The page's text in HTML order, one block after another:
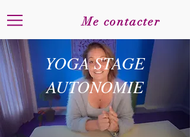
Me contacter
YOGA STAGE
AUTONOMIE